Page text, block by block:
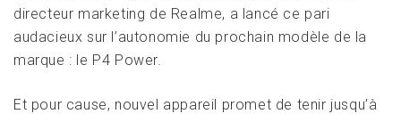
directeur marketing de Realme, a lancé ce pari
audacieux sur l’autonomie du prochain modèle de la
marque : le P4 Power.
Et pour cause, nouvel appareil promet de tenir jusqu’à